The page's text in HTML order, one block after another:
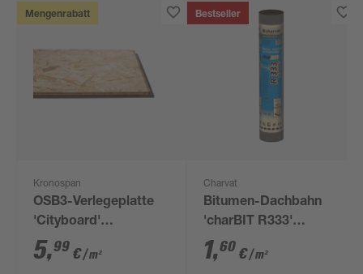
Mengenrabatt
Kronospan
OSB3-Verlegeplatte
'Cityboard'
ungeschliffen 1690 x
634 x 12 mm
5,99 €/ m²
Bestseller
Charvat
Bitumen-Dachbahn
'charBIT R333'
besandet schwarz
100 x 1000 cm
1,60 €/ m²